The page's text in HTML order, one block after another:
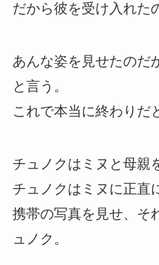
だから彼を受け入れた
あんな姿を見せたのだ
と言う。
これで本当に終わりだ
チュノクはミヌと母親
チュノクはミヌに正直
携帯の写真を見せ、そ
ュノク。